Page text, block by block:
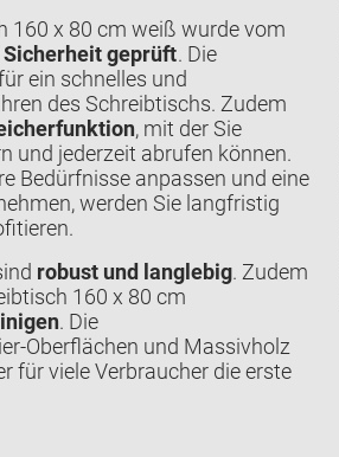
160 x 80 cm weiß wurde vom
Sicherheit geprüft. Die
ein schnelles und
des Schreibtischs. Zudem
, mit der Sie
und jederzeit abrufen können.
Bedürfnisse anpassen und eine
werden Sie langfristig
robust und langlebig. Zudem
160 x 80 cm
. Die
Oberflächen und Massivholz
für viele Verbraucher die erste